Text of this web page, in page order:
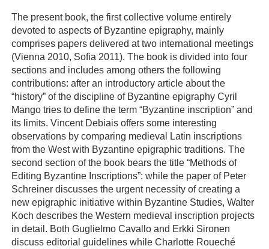
The present book, the first collective volume entirely
devoted to aspects of Byzantine epigraphy, mainly
comprises papers delivered at two international meetings
(Vienna 2010, Sofia 2011). The book is divided into four
sections and includes among others the following
contributions: after an introductory article about the
“history” of the discipline of Byzantine epigraphy Cyril
Mango tries to define the term “Byzantine inscription” and
its limits. Vincent Debiais offers some interesting
observations by comparing medieval Latin inscriptions
from the West with Byzantine epigraphic traditions. The
second section of the book bears the title “Methods of
Editing Byzantine Inscriptions”: while the paper of Peter
Schreiner discusses the urgent necessity of creating a
new epigraphic initiative within Byzantine Studies, Walter
Koch describes the Western medieval inscription projects
in detail. Both Guglielmo Cavallo and Erkki Sironen
discuss editorial guidelines while Charlotte Roueché